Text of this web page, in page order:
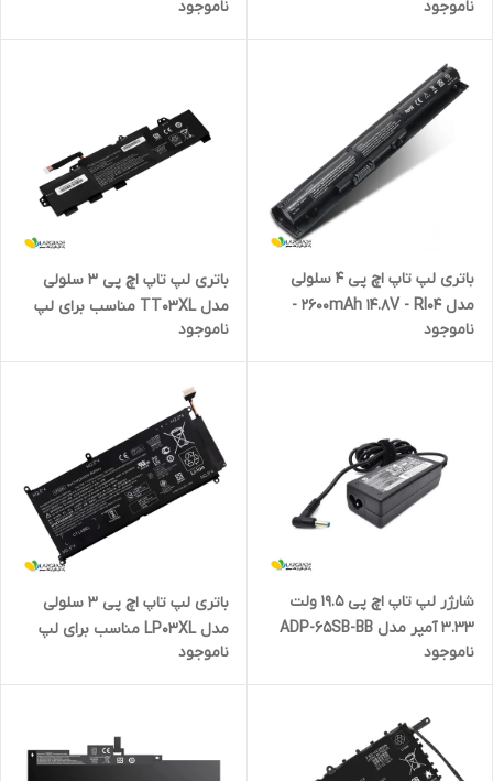
تاپ HP ProBook
640/645/650/655 G2-G3
ناموجود ProBook 430/440/446 G3
ناموجود
باتری لپ تاپ اچ پی 4 سلولی
مدل 2600mAh 14.8V - RI04 -
G3 / 470 G3
ناموجود
باتری لپ تاپ اچ پی 3 سلولی
مدل TT03XL مناسب برای لپ‌
تاپ HP EliteBook 755 G5 / 850
G5-G6 , ZBook 15u G5-G6
ناموجود
شارژر لپ تاپ اچ پی 19.5 ولت
3.33 آمپر مدل ADP-65SB-BB
ناموجود
باتری لپ تاپ اچ پی 3 سلولی
مدل LP03XL مناسب برای لپ
تاپ HP Envy 15
ناموجود